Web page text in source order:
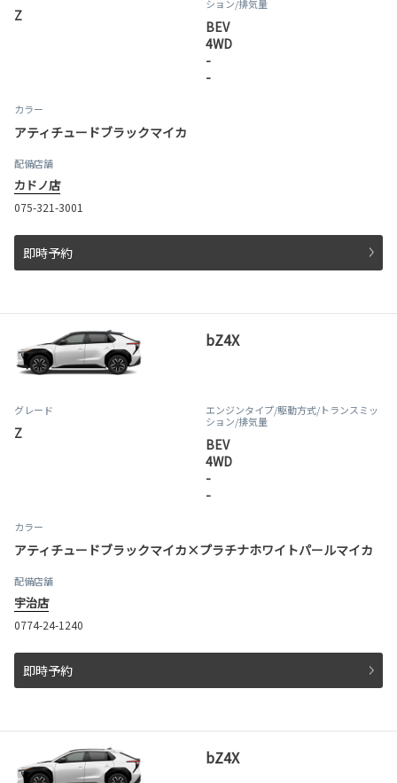
Z
ション/排気量
BEV
4WD
-
-
カラー
アティチュードブラックマイカ
配備店舗
カドノ店
075-321-3001
即時予約
bZ4X
グレード
Z
エンジンタイプ/駆動方式/トランスミッ
ション/排気量
BEV
4WD
-
-
カラー
アティチュードブラックマイカ×プラチナホワイトパールマイカ
配備店舗
宇治店
0774-24-1240
即時予約
bZ4X